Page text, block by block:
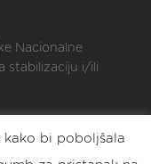
Nacionalne
stabilizaciju i/ili
bi poboljšala